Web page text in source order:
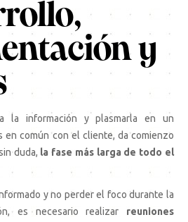
y
la información y plasmarla en un
en común con el cliente, da comienzo
duda, la fase más larga de todo el
y no perder el foco durante la
es necesario realizar reuniones